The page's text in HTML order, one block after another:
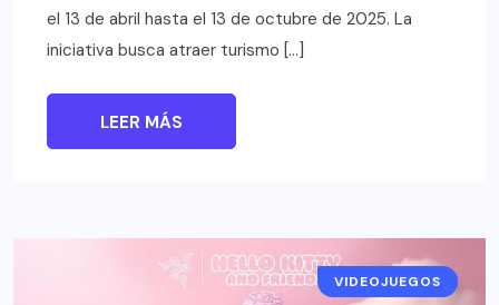
el 13 de abril hasta el 13 de octubre de 2025. La
iniciativa busca atraer turismo […]
LEER MÁS
NOTICIAS
VIDEOJUEGOS